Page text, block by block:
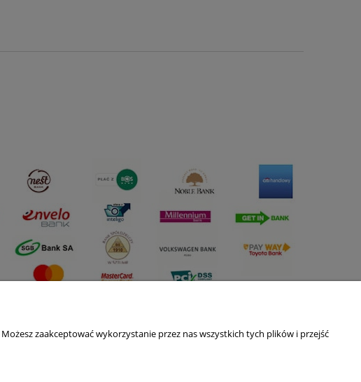
zaakceptować wykorzystanie przez nas wszystkich tych plików i przejść